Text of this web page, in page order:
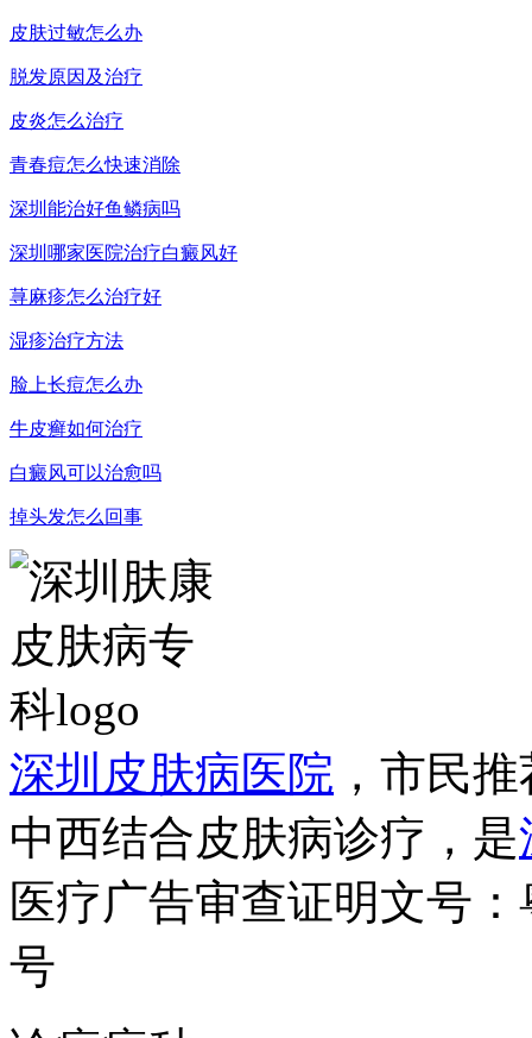
皮肤过敏怎么办
脱发原因及治疗
皮炎怎么治疗
青春痘怎么快速消除
深圳能治好鱼鳞病吗
深圳哪家医院治疗白癜风好
荨麻疹怎么治疗好
湿疹治疗方法
脸上长痘怎么办
牛皮癣如何治疗
白癜风可以治愈吗
掉头发怎么回事
深圳皮肤病医院 ，市民
中西结合皮肤病诊疗，是
医疗广告审查证明文号
号